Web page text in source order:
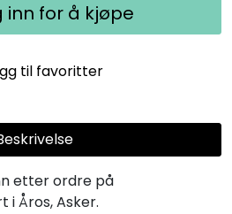
inn for å kjøpe
til favoritter
etter ordre på
Åros, Asker.